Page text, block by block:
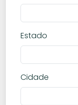
Estado
Cidade